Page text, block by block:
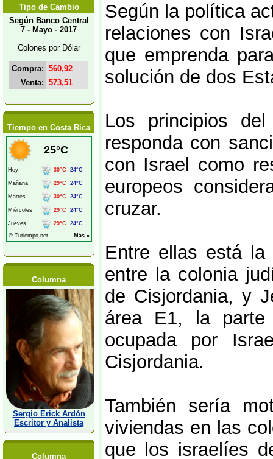
Tipo de Cambio
Según Banco Central
7 - Mayo - 2017
Colones por Dólar
Compra: 560,92
Venta: 573,51
Tiempo en Costa Rica
Columna
Sergio Erick Ardón
Escritor y Analista
Columna
Según la política
relaciones con
que emprenda
solución de dos
Los principios
responda con
con Israel como
europeos
cruzar.
Entre ellas está
entre la colonia
de Cisjordania, y
área E1, la parte
ocupada por
Cisjordania.
También sería
viviendas en las
que los israelíes